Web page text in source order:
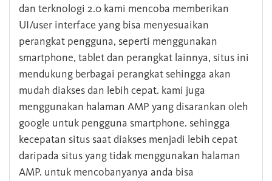
dan terknologi 2.0 kami mencoba memberikan
UI/user interface yang bisa menyesuaikan
perangkat pengguna, seperti menggunakan
smartphone, tablet dan perangkat lainnya, situs ini
mendukung berbagai perangkat sehingga akan
mudah diakses dan lebih cepat. kami juga
menggunakan halaman AMP yang disarankan oleh
google untuk pengguna smartphone. sehingga
kecepatan situs saat diakses menjadi lebih cepat
daripada situs yang tidak menggunakan halaman
AMP. untuk mencobanyanya anda bisa